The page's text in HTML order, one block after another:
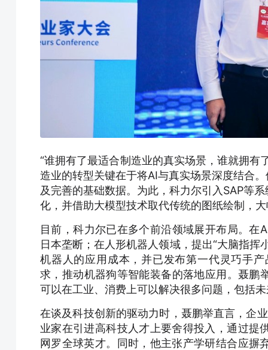
“谁拥有了最适合制造业的真实场景，谁就拥有
造业的转型关键在于将AI与真实场景深度结合
及完善的基础数据。为此，科力尔引入SAP等
化，并借助大模型技术取代传统的图纸绘制，
目前，科力尔已在多个前沿领域展开布局。
日本垄断；在人形机器人领域，提出“大脑指
机器人的应用成本，并已发布第一代灵巧手
求，推动机器狗等智能装备的落地应用。聂鹏
可以在工业、消费上可以解决很多问题，包括
在谈及科技创新的驱动力时，聂鹏举直言，企
业家在引进高科技人才上要舍得投入，通过提
网罗全球英才。同时，他主张产学研结合应摒